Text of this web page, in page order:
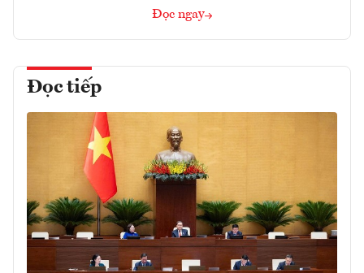
Đọc ngay
Đọc tiếp